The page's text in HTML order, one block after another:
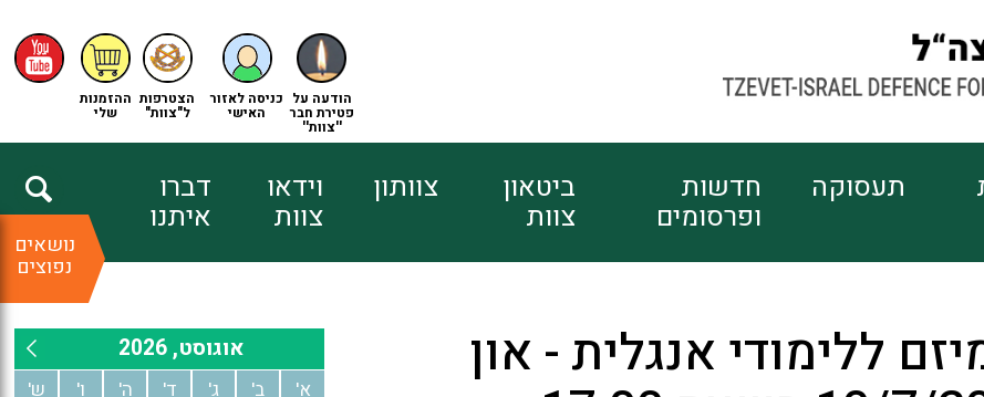
ההזמנות
שלי
הצטרפות
ל"צוות"
כניסה לאזור
האישי
הודעה על
פטירת חבר
''צוות''
תעסוקה חדשות
ופרסומים
ביטאון
צוות
צוותון וידאו
צוות
דברו
איתנו
נושאים
נפוצים
ללימודי אנגלית - און